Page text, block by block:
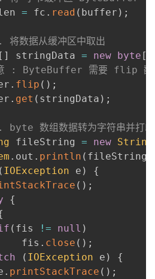
= fc . read ( buffer ) ;
数据从缓冲区中取出
[ ] stringData = new byte [
: ByteBuffer 需要 flip 翻转
. flip ( ) ;
. get ( stringData ) ;
数组数据转为字符串并打印
fileString = new String
. out . println ( fileString
( IOException e )
{
( ) ;
{
( fis != null )
fis
. close ( ) ;
( IOException e )
{
. printStackTrace ( ) ;